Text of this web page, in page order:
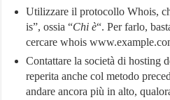
Utilizzare il protocollo Whois,
is”, ossia “Chi è“. Per farlo,
cercare whois
Contattare la società di hosting
reperita anche col metodo
andare ancora più in alto,